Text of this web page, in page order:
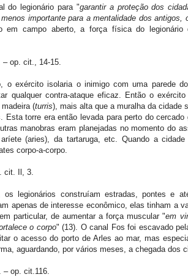
do legionário para "garantir a proteção dos
importante para a mentalidade dos antigos,
em campo aberto, a força física do legionário
– op. cit., 14-15.
o exército isolaria o inimigo com uma parede
qualquer contra-ataque eficaz. Então o
(turris), mais alta que a muralha da cidade
Esta torre era então levada para perto do cercado
manobras eram planejadas no momento do
(aries), da tartaruga, etc. Quando a cidade
corpo-a-corpo.
cit. Il, 3.
os legionários construíam estradas, pontes e
apenas de interesse econômico, elas tinham a
particular, de aumentar a força muscular "em
o corpo" (13). O canal Fos foi escavado
o acesso do porto de Arles ao mar, mas
aguardando, por vários meses, a chegada dos
– op. cit.116.